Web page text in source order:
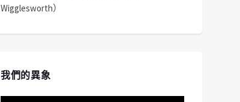
Wigglesworth）
我們的異象